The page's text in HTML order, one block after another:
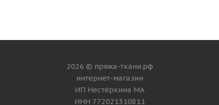
2026 © пряжа-ткани.рф
интернет-магазин
ИП Нестёркина МА
ИНН 772021310811